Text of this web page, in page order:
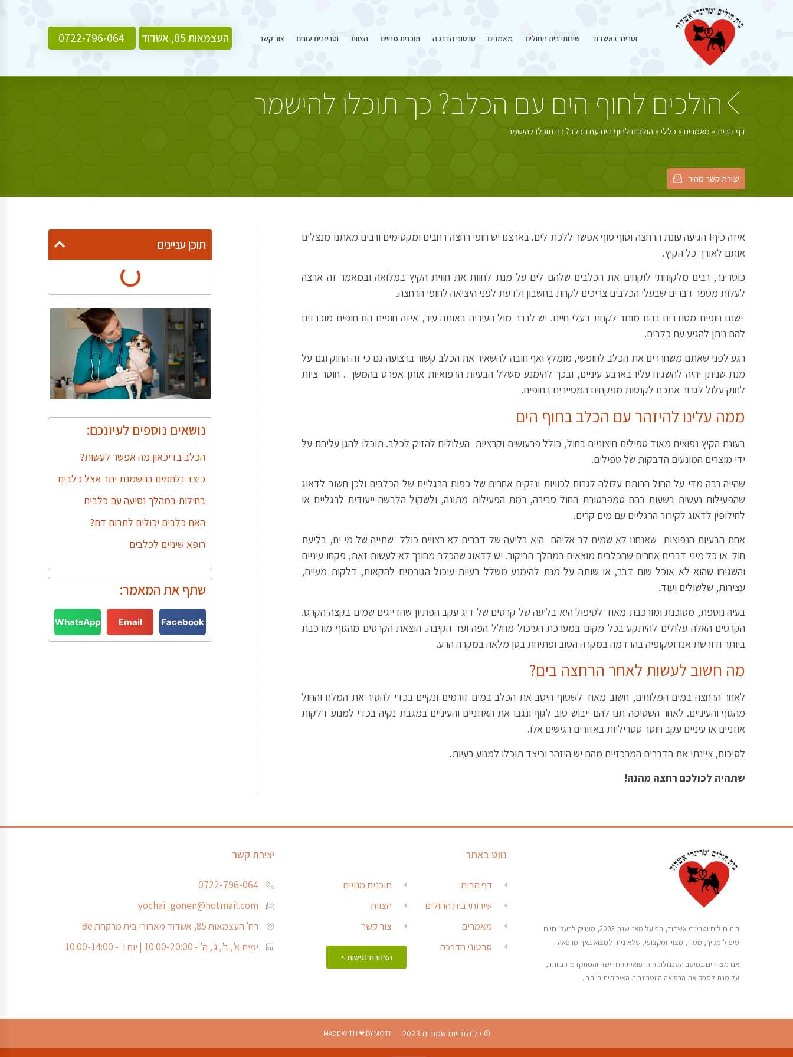
וטרינר באשדוד שירותי בית החולים מאמרים סרטוני הדרכה תוכנית מנויים הצוות וטרינרים עונים צור קשר העצמאות 85, אשדוד 0722-796-064
הולכים לחוף הים עם הכלב? כך תוכלו להישמר
דף הבית» מאמרים» כללי» הולכים לחוף הים עם הכלב? כך תוכלו להישמר
יצירת קשר מהיר
איזה כיף! הגיעה עונת הרחצה וסוף סוף אפשר ללכת לים. בארצנו יש חופי רחצה רחבים ומקסימים ורבים מאתנו מנצלים
אותם לאורך כל הקיץ.
כוטרינר, רבים מלקוחתי לוקחים את הכלבים שלהם לים על מנת לחוות את חווית הקיץ במלואה ובמאמר זה ארצה
לעלות מספר דברים שבעלי הכלבים צריכים לקחת בחשבון ולדעת לפני היציאה לחופי הרחצה.
ישנם חופים מסודרים בהם מותר לקחת בעלי חיים. יש לברר מול העיריה באותה עיר, איזה חופים הם חופים מוכרזים
להם ניתן להגיע עם כלבים.
רגע לפני שאתם משחררים את הכלב לחופשי, מומלץ ואף חובה להשאיר את הכלב קשור ברצועה גם כי זה החוק וגם על
מנת שניתן יהיה להשגיח עליו בארבע עיניים, ובכך להימנע משלל הבעיות הרפואיות אותן אפרט בהמשך . חוסר ציות
לחוק עלול לגרור אתכם לקנסות מפקחים המסיירים בחופים.
ממה עלינו להיזהר עם הכלב בחוף הים
בעונת הקיץ נפוצים מאוד טפילים חיצוניים בחול, כולל פרעושים וקרציות העלולים להזיק לכלב. תוכלו להגן עליהם על
ידי מוצרים המונעים הדבקות של טפילים.
שהייה רבה מדי על החול הרותח עלולה לגרום לכוויות ונזקים אחרים של כפות הרגליים של הכלבים ולכן חשוב לדאוג
שהפעילות נעשית בשעות בהם טמפרטורת החול סבירה, רמת הפעילות מתונה, ולשקול הלבשה ייעודית לרגליים או
לחילופין לדאוג לקירור הרגליים עם מים קרים.
אחת הבעיות הנפוצות שאנחנו לא שמים לב אליהם היא בליעה של דברים לא רצויים כולל שתייה של מי ים, בליעת
חול או כל מיני דברים אחרים שהכלבים מוצאים במהלך הביקור. יש לדאוג שהכלב מחונך לא לעשות זאת, פקחו עיניים
והשגיחו שהוא לא אוכל שום דבר, או שותה על מנת להימנע משלל בעיות עיכול הגורמים להקאות, דלקות מעיים,
עצירות, שלשולים ועוד.
בעיה נוספת, מסוכנת ומורכבת מאוד לטיפול היא בליעה של קרסים של דיג עקב הפתיון שהדייגים שמים בקצה הקרס.
הקרסים האלה עלולים להיתקע בכל מקום במערכת העיכול מחלל הפה ועד הקיבה. הוצאת הקרסים מהגוף מורכבת
ביותר ודורשת אנדוסקופיה בהרדמה במקרה הטוב ופתיחת בטן מלאה במקרה הרע.
מה חשוב לעשות לאחר הרחצה בים?
לאחר הרחצה במים המלוחים, חשוב מאוד לשטוף היטב את הכלב במים זורמים ונקיים בכדי להסיר את המלח והחול
מהגוף והעיניים. לאחר השטיפה תנו להם ייבוש טוב לגוף ונגבו את האוזניים והעיניים במגבת נקיה בכדי למנוע דלקות
אוזניים או עיניים עקב חוסר סטריליות באזורים רגישים אלו.
לסיכום, ציינתי את הדברים המרכזיים מהם יש היזהר וכיצד תוכלו למנוע בעיות.
שתהיה לכולכם רחצה מהנה!
תוכן עניינים
נושאים נוספים לעיונכם:
הכלב בדיכאון מה אפשר לעשות?
כיצד נלחמים בהשמנת יתר אצל כלבים
בחילות במהלך נסיעה עם כלבים
האם כלבים יכולים לתרום דם?
רופא שיניים לכלבים
שתף את המאמר:
Facebook
Email
WhatsApp
בית חולים וטרינרי אשדוד, הפועל מאז שנת 2003, מעניק לבעלי חיים
טיפול מקיף, מסור, מצוין ומקצועי, שלא ניתן למצוא באף מרפאה .
אנו מצוידים במיטב הטכנולוגיה הרפואית החדישה והמתקדמת ביותר,
על מנת לספק את הרפואה הווטרינרית האיכותית ביותר .
נווט באתר
דף הבית
שירותי בית החולים
מאמרים
סרטוני הדרכה
תוכנית מנויים
הצוות
צור קשר
הצהרת נגישות >
יצירת קשר
0722-796-064
yochai_gonen@hotmail.com
רח' העצמאות 85, אשדוד מאחורי בית מרקחת Be
ימים א', ב', ג', ה' - 10:00-20:00 | יום ו' - 10:00-14:00
© כל הזכויות שמורות 2023 MADE WITH ❤ BY MOTI